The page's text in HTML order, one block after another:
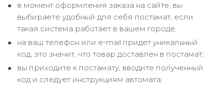
в момент оформления заказа на сайте, вы
выбираете удобный для себя постамат, если
такая система работает в вашем городе;
на ваш телефон или e-mail придет уникальный
код, это значит, что товар доставлен в постамат;
вы приходите к постамату, вводите полученный
код и следует инструкциям автомата;